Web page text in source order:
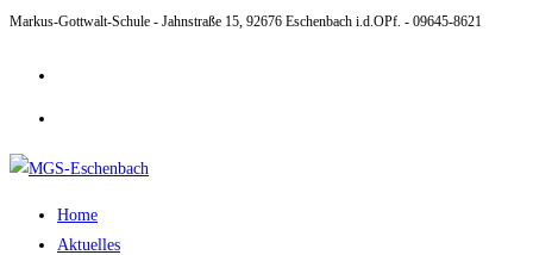
Zum
springen
Markus-Gottwalt-Schule - Jahnstraße 15, 92676 Eschenbach i.d.OPf. - 09645-8621
Home
Aktuelles